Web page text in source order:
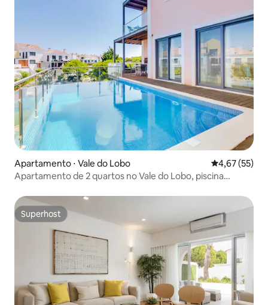
Apartamento ⋅ Vale do Lobo 4,67 de uma
4,67 (55)
Apartamento de 2 quartos no Vale do Lobo, piscina
Superhost
Superhost